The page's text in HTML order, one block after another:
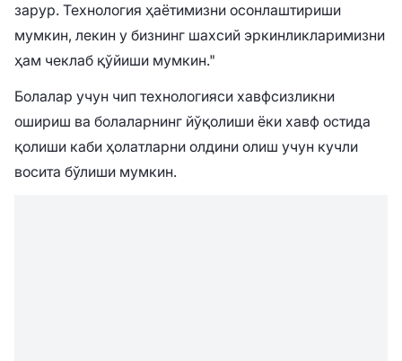
зарур. Технология ҳаётимизни осонлаштириши
мумкин, лекин у бизнинг шахсий эркинликларимизни
ҳам чеклаб қўйиши мумкин."
Болалар учун чип технологияси хавфсизликни
ошириш ва болаларнинг йўқолиши ёки хавф остида
қолиши каби ҳолатларни олдини олиш учун кучли
восита бўлиши мумкин.